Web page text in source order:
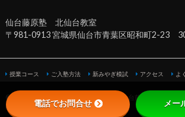
仙台藤原塾 北仙台教室
〒981-0913 宮城県仙台市青葉区昭和町2-23
授業コース ご入塾方法 新みやぎ模試 アクセス よ
©Copyright2026 仙台の塾・学習塾なら仙台藤原塾へ！【北
Reserved.電話でお問合せ メー